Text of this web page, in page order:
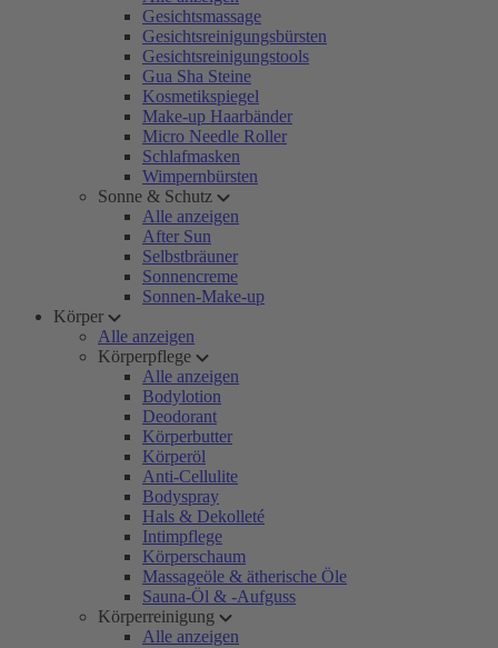
Gesichtsmassage
Gesichtsreinigungsbürsten
Gesichtsreinigungstools
Gua Sha Steine
Kosmetikspiegel
Make-up Haarbänder
Micro Needle Roller
Schlafmasken
Wimpernbürsten
Sonne & Schutz
Alle anzeigen
After Sun
Selbstbräuner
Sonnencreme
Sonnen-Make-up
Körper
Alle anzeigen
Körperpflege
Alle anzeigen
Bodylotion
Deodorant
Körperbutter
Körperöl
Anti-Cellulite
Bodyspray
Hals & Dekolleté
Intimpflege
Körperschaum
Massageöle & ätherische Öle
Sauna-Öl & -Aufguss
Körperreinigung
Alle anzeigen